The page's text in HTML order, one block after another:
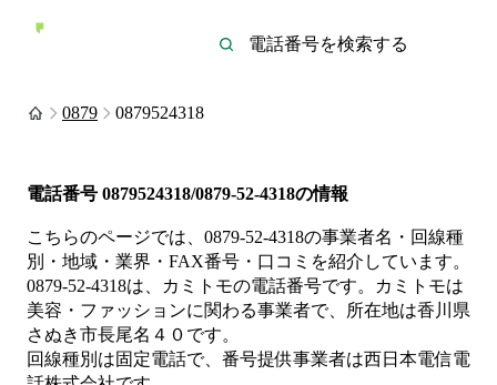
0879 0879524318
電話番号 0879524318/0879-52-4318の情報
こちらのページでは、 0879-52-4318の事業者名・回線種
別・地域・業界・FAX番号・口コミを紹介しています。
0879-52-4318は、 カミトモの電話番号です。
カミトモは
美容・ファッションに関わる事業者で、所在地は香川県
さぬき市長尾名４０ です。
回線種別は固定電話で、番号提供事業者は西日本電信電